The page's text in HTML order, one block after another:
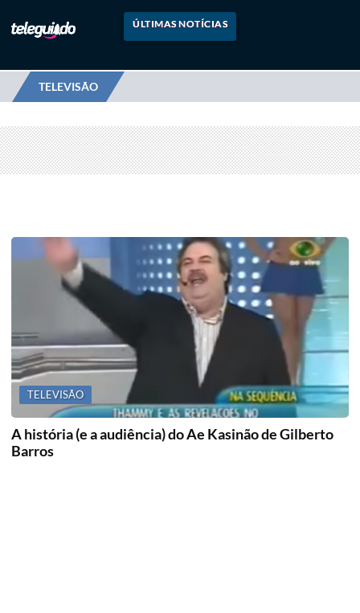
ÚLTIMAS NOTÍCIAS
TELEVISÃO
TELEVISÃO
A história (e a audiência) do Ae Kasinão de Gilberto
Barros